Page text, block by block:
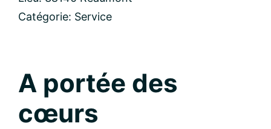
Catégorie: Service
A portée des
cœurs